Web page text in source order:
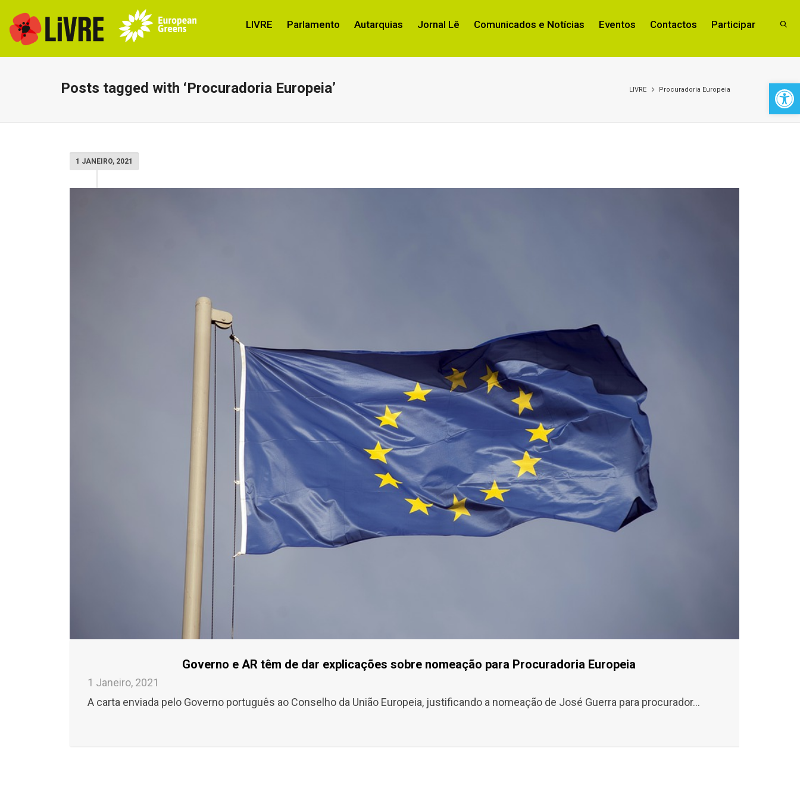
LIVRE Parlamento Autarquias Jornal Lê Comunicados e Notícias Eventos Contactos Participar
Posts tagged with ‘Procuradoria Europeia’ LIVRE Procuradoria Europeia
1 JANEIRO, 2021
Governo e AR têm de dar explicações sobre nomeação para Procuradoria Europeia
1 Janeiro, 2021
A carta enviada pelo Governo português ao Conselho da União Europeia, justificando a nomeação de José Guerra para procurador...